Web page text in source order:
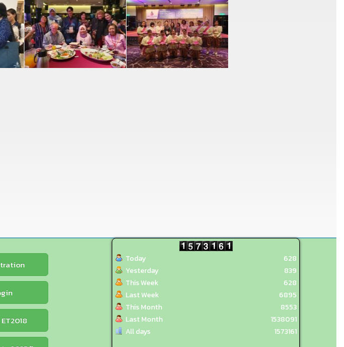
Today
Yesterday
This Week
Last Week
This Month
Last Month
All days
628
839
628
6895
8553
1538091
1573161